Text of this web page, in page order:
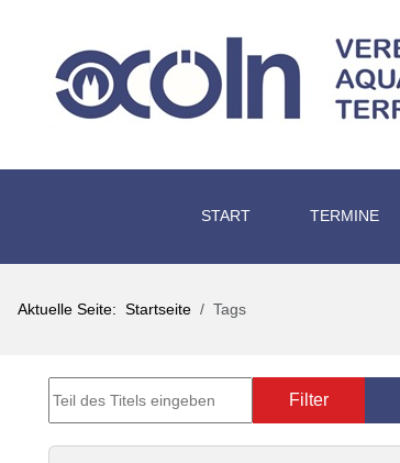
START TERMINE
Aktuelle Seite: Startseite Tags
Filter